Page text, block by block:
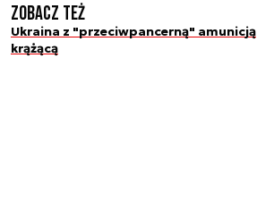
Zobacz też
Ukraina z "przeciwpancerną" amunicją
krążącą